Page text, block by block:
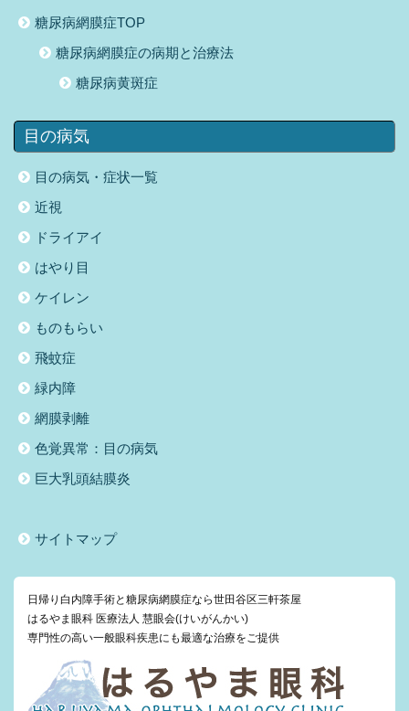
糖尿病網膜症TOP
糖尿病網膜症の病期と治療法
糖尿病黄斑症
目の病気
目の病気・症状一覧
近視
ドライアイ
はやり目
ケイレン
ものもらい
飛蚊症
緑内障
網膜剥離
色覚異常：目の病気
巨大乳頭結膜炎
サイトマップ
日帰り白内障手術と糖尿病網膜症なら世田谷区三軒茶屋
はるやま眼科 医療法人 慧眼会(けいがんかい)
専門性の高い一般眼科疾患にも最適な治療をご提供